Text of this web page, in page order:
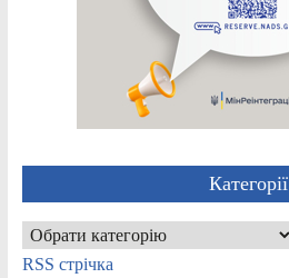
Категорії
Категорії
RSS стрічка